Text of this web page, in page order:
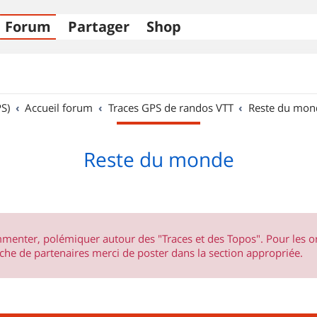
Forum Partager Shop
Accueil forum Traces GPS de randos VTT Reste du
Reste du monde
polémiquer autour des "Traces et des Topos". Pour les
de partenaires merci de poster dans la section appropriée.